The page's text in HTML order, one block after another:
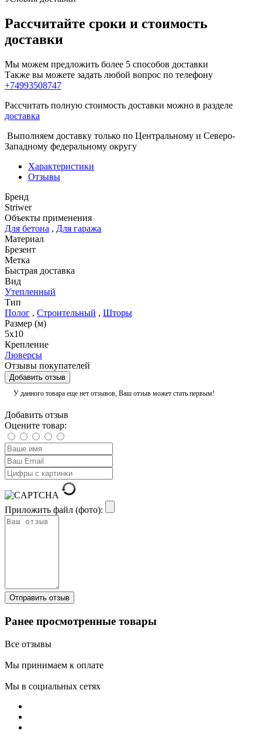
Рассчитайте сроки и стоимость
доставки
Мы можем предложить более 5 способов доставки
Также вы можете задать любой вопрос по телефону
+74993508747
Рассчитать полную стоимость доставки можно в разделе
доставка
Выполняем доставку только по Центральному и Северо-
Западному федеральному округу
Характеристики
Отзывы
Бренд
Striwer
Объекты применения
Для бетона , Для гаража
Материал
Брезент
Метка
Быстрая доставка
Вид
Утепленный
Тип
Полог , Строительный , Шторы
Размер (м)
5х10
Крепление
Люверсы
Отзывы покупателей
Добавить отзыв
У данного товара еще нет отзывов, Ваш отзыв может стать первым!
Добавить отзыв
Оцените товар:
Приложить файл (фото):
Ранее просмотренные товары
Все отзывы
Мы принимаем к оплате
Мы в социальных сетях